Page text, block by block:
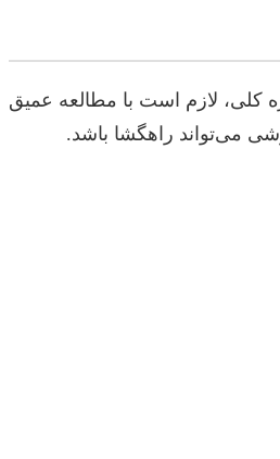
کلی، لازم است با مطالعه عمیق